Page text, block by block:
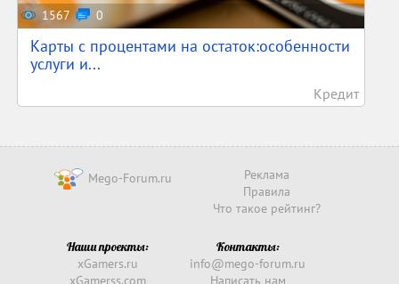
1567 0
Карты с процентами на остаток:особенности
услуги и...
Кредит
Mego-Forum.ru
Реклама
Правила
Что такое рейтинг?
Наши проекты:
xGamers.ru
xGamerss.com
Контакты:
info@mego-forum.ru
Написать нам